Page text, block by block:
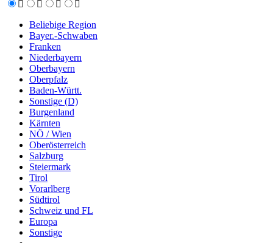
Beliebige Region
Bayer.-Schwaben
Franken
Niederbayern
Oberbayern
Oberpfalz
Baden-Württ.
Sonstige (D)
Burgenland
Kärnten
NÖ / Wien
Oberösterreich
Salzburg
Steiermark
Tirol
Vorarlberg
Südtirol
Schweiz und FL
Europa
Sonstige